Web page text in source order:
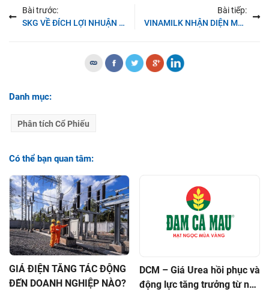
Bài trước:
SKG VỀ ĐÍCH LỢI NHUẬN SỚM
Bài tiếp:
VINAMILK NHẬN DIỆN MỚI – TIỀM NĂNG MỚI
Danh mục:
Phân tích Cổ Phiếu
Có thể bạn quan tâm:
GIÁ ĐIỆN TĂNG TÁC ĐỘNG
ĐẾN DOANH NGHIỆP NÀO?
DCM – Giá Urea hồi phục và
động lực tăng trưởng từ nhà